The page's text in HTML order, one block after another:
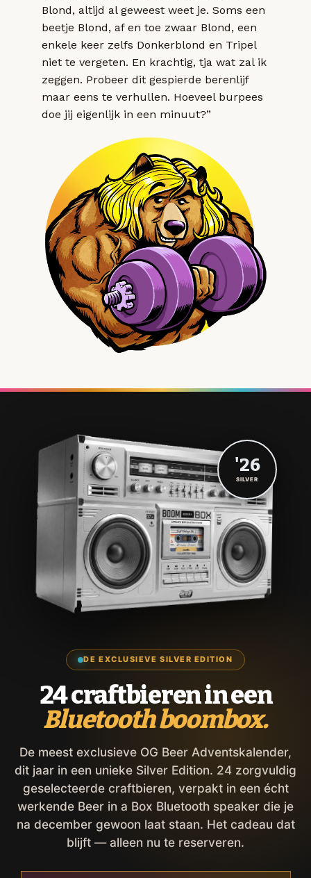
Blond, altijd al geweest weet je. Soms een
beetje Blond, af en toe zwaar Blond, een
enkele keer zelfs Donkerblond en Tripel
niet te vergeten. En krachtig, tja wat zal ik
zeggen. Probeer dit gespierde berenlijf
maar eens te verhullen. Hoeveel burpees
doe jij eigenlijk in een minuut?”
DE EXCLUSIEVE SILVER EDITION
24 craftbieren in een
Bluetooth boombox.
De meest exclusieve OG Beer Adventskalender,
dit jaar in een unieke Silver Edition. 24 zorgvuldig
geselecteerde craftbieren, verpakt in een écht
werkende Beer in a Box Bluetooth speaker die je
na december gewoon laat staan. Het cadeau dat
blijft — alleen nu te reserveren.
'26
SILVER